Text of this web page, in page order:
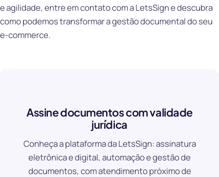
e agilidade, entre em contato com a LetsSign e descubra
como podemos transformar a gestão documental do seu
e-commerce.
Assine documentos com validade
jurídica
Conheça a plataforma da LetsSign: assinatura
eletrônica e digital, automação e gestão de
documentos, com atendimento próximo de